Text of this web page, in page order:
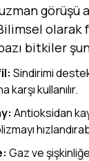
görüşü
olarak
bitkiler
Sindirimi
karşı kullanılır.
Antioksidan
Gaz ve